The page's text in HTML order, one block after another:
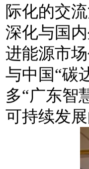
际化的交
深化与国
进能源市
与中国“碳
多“广东智
可持续发